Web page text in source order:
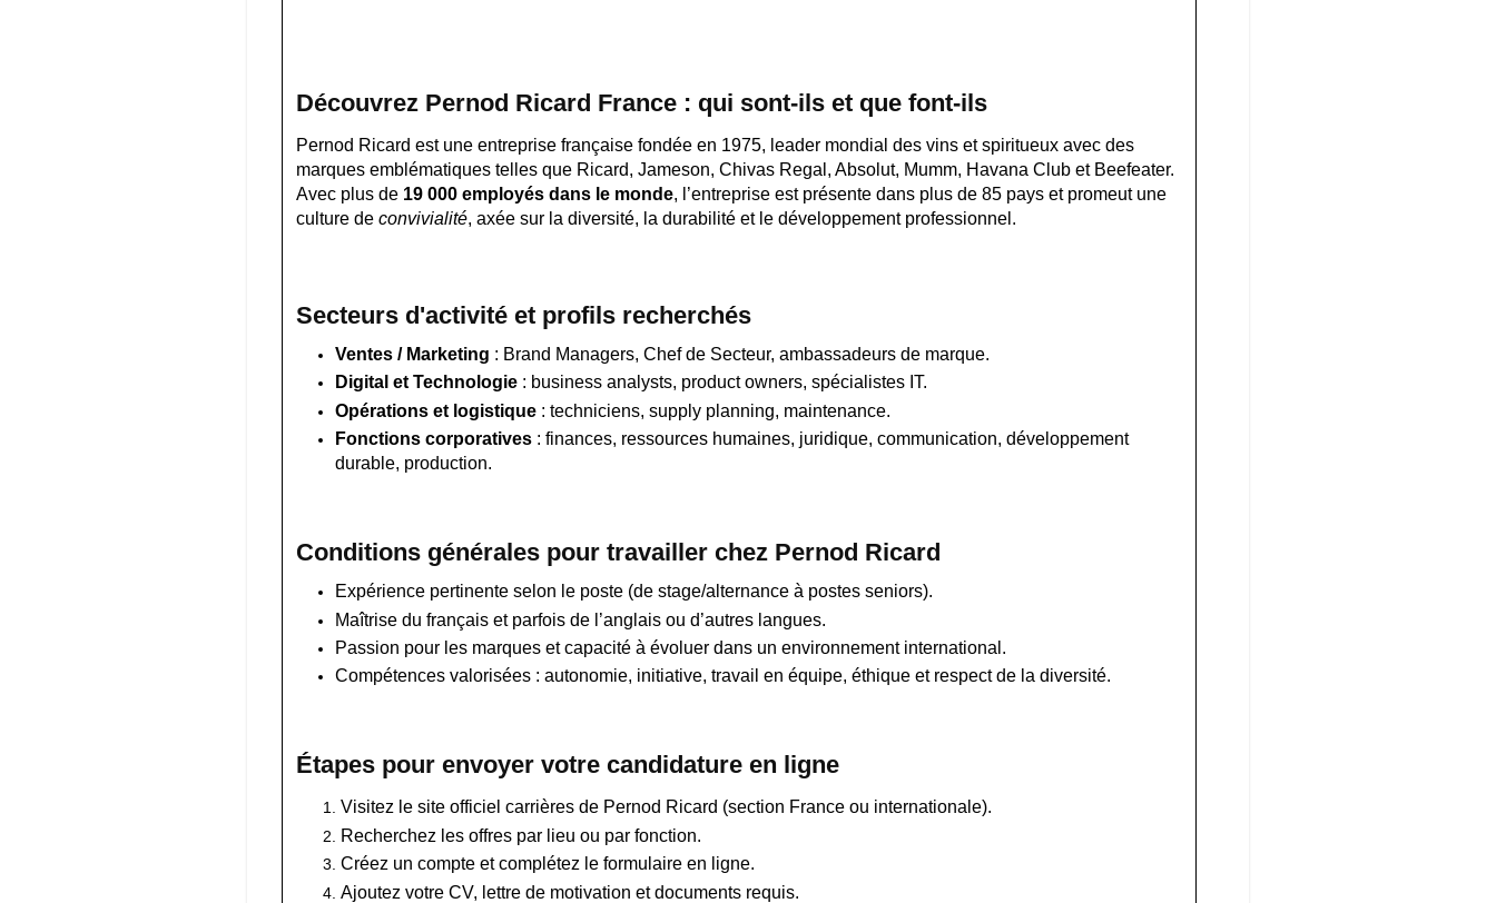
Découvrez Pernod Ricard France : qui sont-ils et que font-ils
Pernod Ricard est une entreprise française fondée en 1975, leader mondial des vins et spiritueux avec des
marques emblématiques telles que Ricard, Jameson, Chivas Regal, Absolut, Mumm, Havana Club et Beefeater.
Avec plus de 19 000 employés dans le monde, l’entreprise est présente dans plus de 85 pays et promeut une
culture de convivialité, axée sur la diversité, la durabilité et le développement professionnel.
Secteurs d'activité et profils recherchés
Ventes / Marketing : Brand Managers, Chef de Secteur, ambassadeurs de marque.
Digital et Technologie: business analysts, product owners, spécialistes IT.
Opérations et logistique: techniciens, supply planning, maintenance.
Fonctions corporatives: finances, ressources humaines, juridique, communication, développement
durable, production.
Conditions générales pour travailler chez Pernod Ricard
Expérience pertinente selon le poste (de stage/alternance à postes seniors).
Maîtrise du français et parfois de l’anglais ou d’autres langues.
Passion pour les marques et capacité à évoluer dans un environnement international.
Compétences valorisées : autonomie, initiative, travail en équipe, éthique et respect de la diversité.
Étapes pour envoyer votre candidature en ligne
Visitez le site officiel carrières de Pernod Ricard (section France ou internationale).
Recherchez les offres par lieu ou par fonction.
Créez un compte et complétez le formulaire en ligne.
Ajoutez votre CV, lettre de motivation et documents requis.